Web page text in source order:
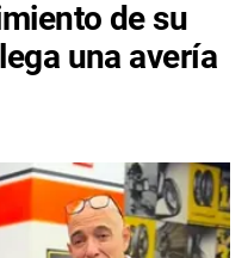
de su
una avería